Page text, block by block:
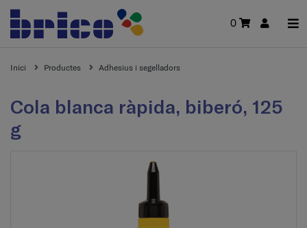
0
Inici Productes Adhesius i segelladors
Cola blanca ràpida, biberó, 125
g